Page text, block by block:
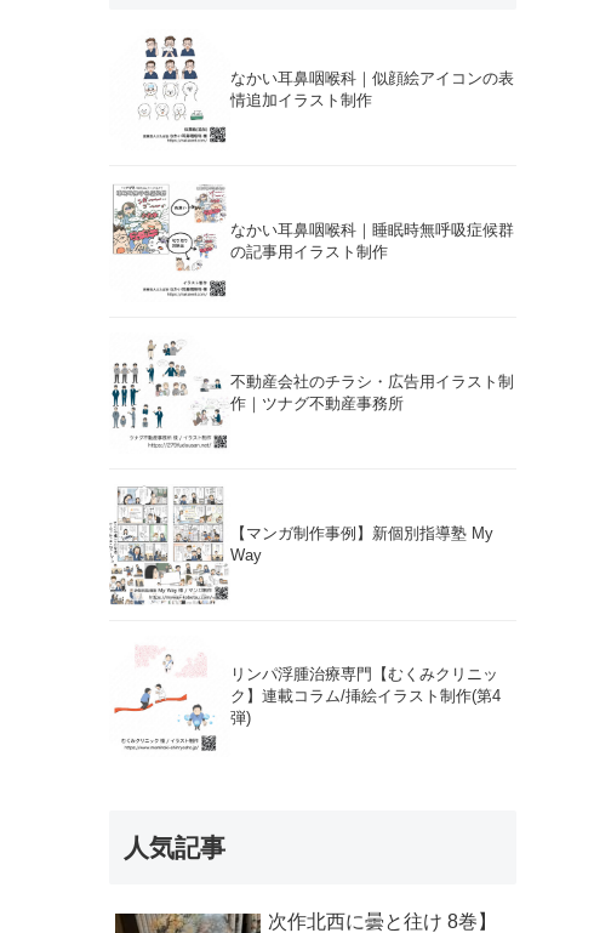
なかい耳鼻咽喉科｜似顔絵アイコンの表
情追加イラスト制作
なかい耳鼻咽喉科｜睡眠時無呼吸症候群
の記事用イラスト制作
不動産会社のチラシ・広告用イラスト制
作｜ツナグ不動産事務所
【マンガ制作事例】新個別指導塾 My
Way
リンパ浮腫治療専門【むくみクリニッ
ク】連載コラム/挿絵イラスト制作(第4
弾)
人気記事
次作北西に曇と往け 8巻】